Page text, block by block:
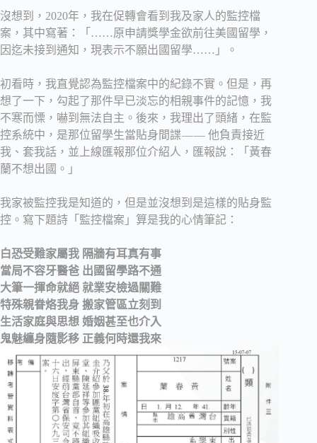
沒想到，2020年，我在促轉會看到我及家人的監控檔
案，其中寫著：「……原申請獎學金欲前往美國留學，
因迄未接到通知，現表示不願出國留學……」。
初看時，我直覺認為監控檔案中的紀錄不實。但是，再
想了一下，勾起了那件早已淡忘的相親事件的記憶，我
不寒而慄，嚇到無法自主。後來，我理出了頭緒，在監
控系統中，是那位留學生當貼身間諜 — — 他負責接近
我、套我話，並上線匯報那位介紹人，匯報說：「黃春
蘭不想出國。」
我家被監控我是知道的，但是並沒想到是這樣的貼身監
控。寫下題詩「監控檔案」算是我的心情筆記：
白恐受難家屬我 隔牆有耳真有事
當局不容牙醫爸 出國留學路不通
大筆一揮命就絕 就業安檢過關難
特殊親眷烙我身 搬家管區立刻到
生活家庭與思想 婚姻甚至也介入
鬼魅纏身隨影移 正義何時還我來